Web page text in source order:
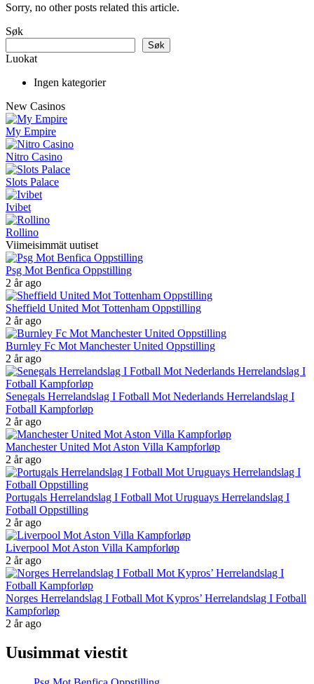
Sorry, no other posts related this article.
Søk
Søk
Luokat
Ingen kategorier
New Casinos
My Empire
Nitro Casino
Slots Palace
Ivibet
Rollino
Viimeisimmät uutiset
Psg Mot Benfica Oppstilling
2 år ago
Sheffield United Mot Tottenham Oppstilling
2 år ago
Burnley Fc Mot Manchester United Oppstilling
2 år ago
Senegals Herrelandslag I Fotball Mot Nederlands Herrelandslag I
Fotball Kampforløp
2 år ago
Manchester United Mot Aston Villa Kampforløp
2 år ago
Portugals Herrelandslag I Fotball Mot Uruguays Herrelandslag I
Fotball Oppstilling
2 år ago
Liverpool Mot Aston Villa Kampforløp
2 år ago
Norges Herrelandslag I Fotball Mot Kypros’ Herrelandslag I Fotball
Kampforløp
2 år ago
Uusimmat viestit